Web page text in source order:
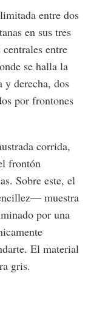
entre dos
en sus tres
entre
se halla la
derecha, dos
por frontones
corrida,
frontón
Sobre este, el
muestra
por una
El material
gris.